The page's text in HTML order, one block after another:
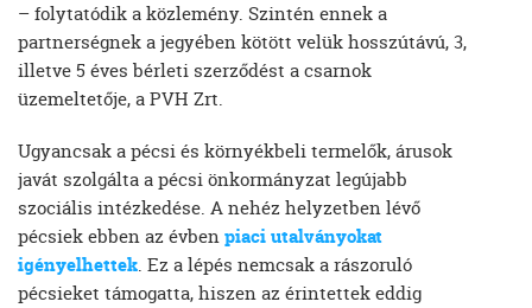
– folytatódik a közlemény. Szintén ennek a
partnerségnek a jegyében kötött velük hosszútávú, 3,
illetve 5 éves bérleti szerződést a csarnok
üzemeltetője, a PVH Zrt.
Ugyancsak a pécsi és környékbeli termelők, árusok
javát szolgálta a pécsi önkormányzat legújabb
szociális intézkedése. A nehéz helyzetben lévő
pécsiek ebben az évbenpiaci utalványokat
igényelhettek. Ez a lépés nemcsak a rászoruló
pécsieket támogatta, hiszen az érintettek eddig